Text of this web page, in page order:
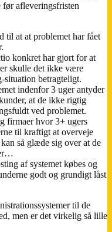
før afleveringsfristen
til at at problemet har fået
konkret har gjort for at
skulle det ikke være
situation betragteligt.
indenfor 3 uger antyder
at de ikke rigtig
ved problemet.
firmaer hvor 3+ ugers
til kraftigt at overveje
så glæde sig over at de
af systemet købes og
godt og grundigt låst
til de
men er det virkelig så lille